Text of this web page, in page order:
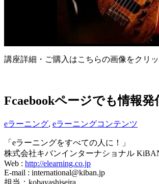
講座詳細・ご購入はこちらの画像をクリ
Fcaebookページでも情報発
eラーニング, eラーニングコンテンツ
「eラーニングをすべての人に！」
株式会社キバンインターナショナル
Web : http://elearning.co.jp
E-mail : international@kiban.jp
担当：kobayashiseira